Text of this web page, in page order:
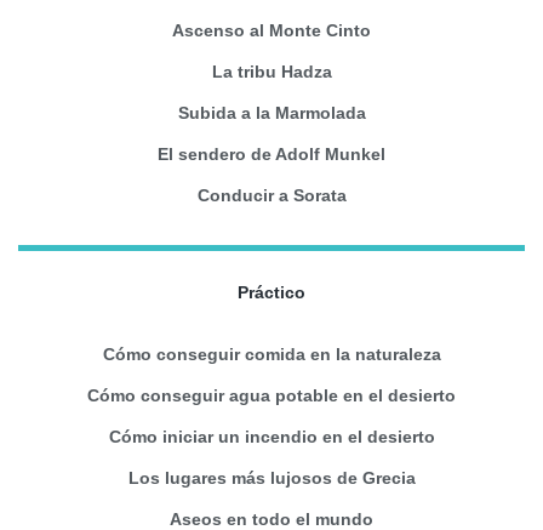
Ascenso al Monte Cinto
La tribu Hadza
Subida a la Marmolada
El sendero de Adolf Munkel
Conducir a Sorata
Práctico
Cómo conseguir comida en la naturaleza
Cómo conseguir agua potable en el desierto
Cómo iniciar un incendio en el desierto
Los lugares más lujosos de Grecia
Aseos en todo el mundo